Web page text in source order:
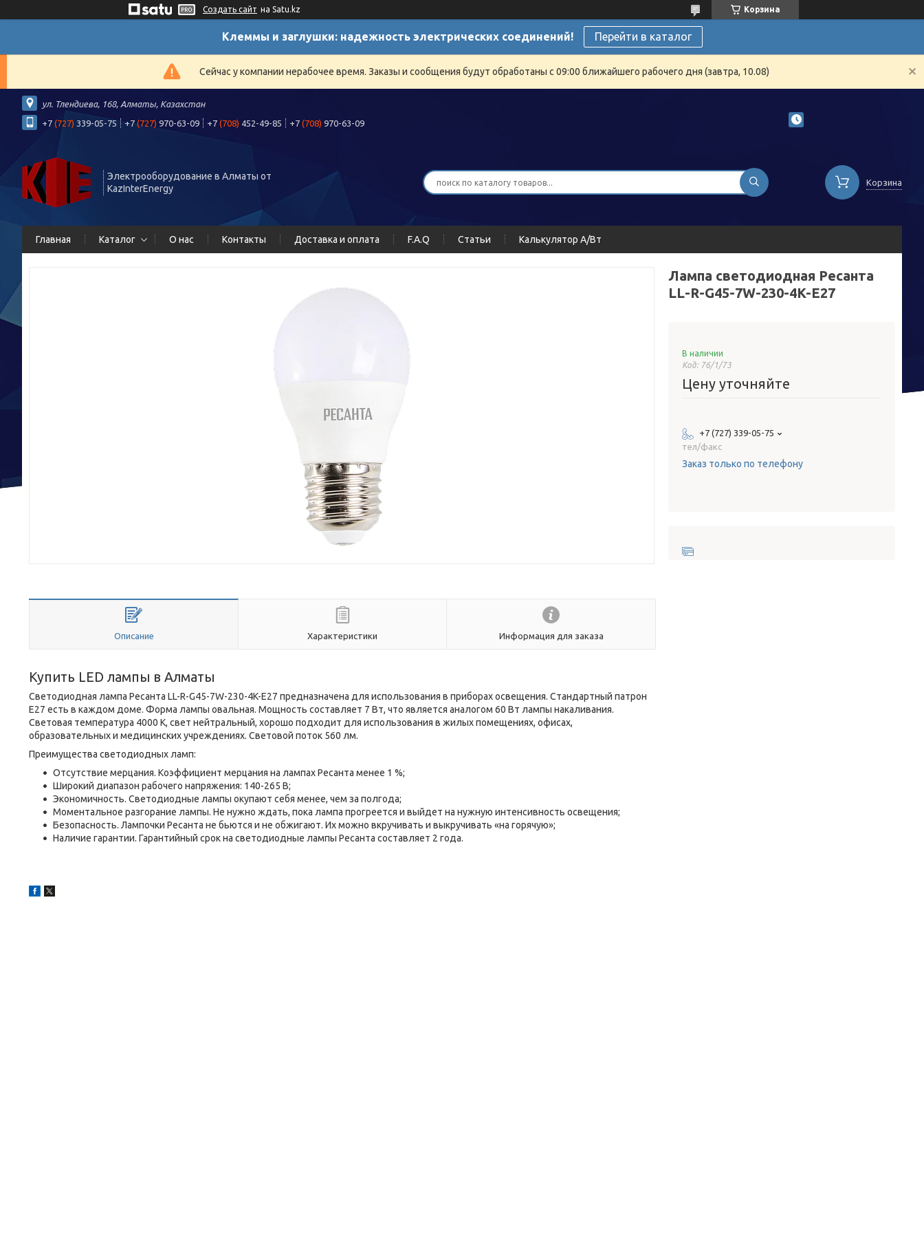
Создать сайт на Satu.kz Корзина
Клеммы и заглушки: надежность электрических соединений! Перейти в каталог
Сейчас у компании нерабочее время. Заказы и сообщения будут обработаны с 09:00 ближайшего рабочего дня (завтра, 10.08)
ул. Тлендиева, 168, Алматы, Казахстан
+7 (727) 339-05-75 +7 (727) 970-63-09 +7 (708) 452-49-85 +7 (708) 970-63-09
Электрооборудование в Алматы от
KazInterEnergy
Корзина
Главная Каталог О нас Контакты Доставка и оплата F.A.Q Статьи Калькулятор А/Вт
Описание Характеристики Информация для заказа
Купить LED лампы в Алматы
Светодиодная лампа Ресанта LL-R-G45-7W-230-4K-E27 предназначена для использования в приборах освещения. Стандартный патрон
Е27 есть в каждом доме. Форма лампы овальная. Мощность составляет 7 Вт, что является аналогом 60 Вт лампы накаливания.
Световая температура 4000 К, свет нейтральный, хорошо подходит для использования в жилых помещениях, офисах,
образовательных и медицинских учреждениях. Световой поток 560 лм.
Преимущества светодиодных ламп:
Отсутствие мерцания. Коэффициент мерцания на лампах Ресанта менее 1 %;
Широкий диапазон рабочего напряжения: 140-265 В;
Экономичность. Светодиодные лампы окупают себя менее, чем за полгода;
Моментальное разгорание лампы. Не нужно ждать, пока лампа прогреется и выйдет на нужную интенсивность освещения;
Безопасность. Лампочки Ресанта не бьются и не обжигают. Их можно вкручивать и выкручивать «на горячую»;
Наличие гарантии. Гарантийный срок на светодиодные лампы Ресанта составляет 2 года.
Лампа светодиодная Ресанта
LL-R-G45-7W-230-4K-E27
В наличии
Код: 76/1/73
Цену уточняйте
+7 (727) 339-05-75
тел/факс
Заказ только по телефону